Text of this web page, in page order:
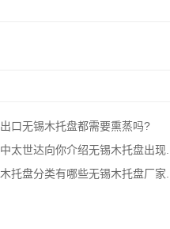
出口无锡木托盘都需要熏蒸吗?
中太世达向你介绍无锡木托盘出现...
木托盘分类有哪些无锡木托盘厂家...